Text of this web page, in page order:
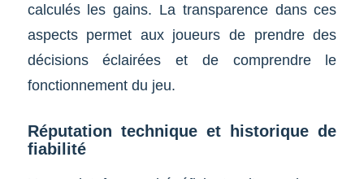
calculés les gains. La transparence dans ces
aspects permet aux joueurs de prendre des
décisions éclairées et de comprendre le
fonctionnement du jeu.
Réputation technique et historique de
fiabilité